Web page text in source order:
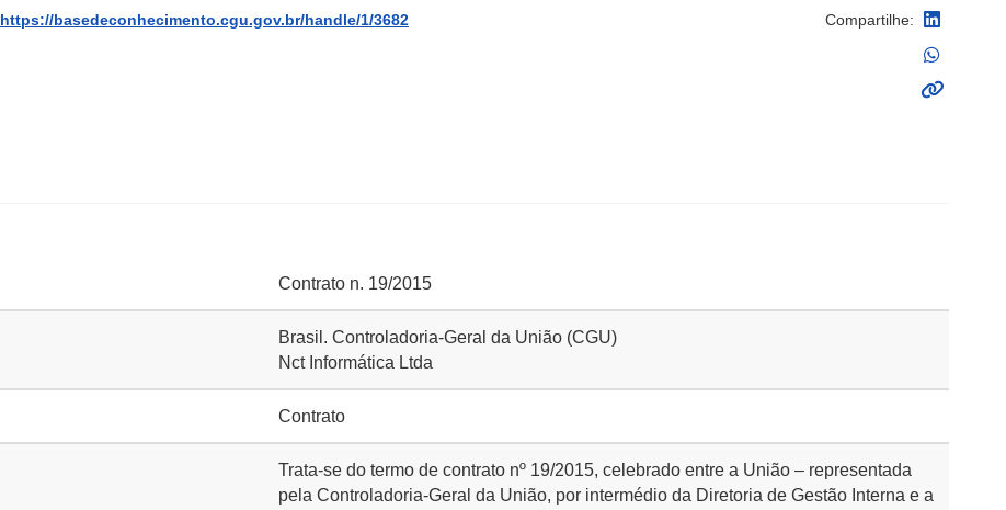
https://basedeconhecimento.cgu.gov.br/handle/1/3682 Compartilhe:
Contrato n. 19/2015
Brasil. Controladoria-Geral da União (CGU)
Nct Informática Ltda
Contrato
Trata-se do termo de contrato nº 19/2015, celebrado entre a União – representada
pela Controladoria-Geral da União, por intermédio da Diretoria de Gestão Interna e a